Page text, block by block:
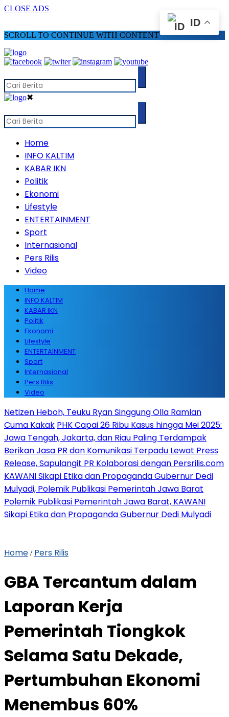
CLOSE ADS
SCROLL TO CONTINUE WITH CONTENT
✖
Home
INFO KALTIM
KABAR IKN
Politik
Ekonomi
Lifestyle
ENTERTAINMENT
Sport
Internasional
Pers Rilis
Video
Home
INFO KALTIM
KABAR IKN
Politik
Ekonomi
Lifestyle
ENTERTAINMENT
Sport
Internasional
Pers Rilis
Video
Netizen Heboh, Teuku Ryan Singgung Olla Ramlan
Cuma Kakak PHK Capai 26 Ribu Kasus hingga Mei 2025:
Jawa Tengah, Jakarta, dan Riau Paling Terdampak
Berikan Jasa PR dan Komunikasi Terpadu Lewat Press
Release, Sapulangit PR Kolaborasi dengan Persrilis.com
KAWANI Sikapi Etika dan Propaganda Gubernur Dedi
Mulyadi, Polemik Publikasi Pemerintah Jawa Barat
Polemik Publikasi Pemerintah Jawa Barat, KAWANI
Sikapi Etika dan Propaganda Gubernur Dedi Mulyadi
Home / Pers Rilis
GBA Tercantum dalam
Laporan Kerja
Pemerintah Tiongkok
Selama Satu Dekade,
Pertumbuhan Ekonomi
Menembus 60%
ID